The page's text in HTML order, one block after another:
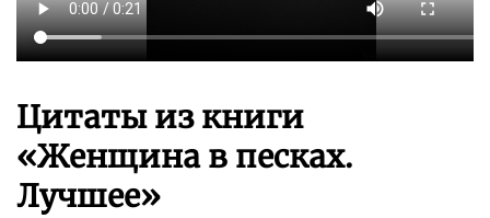
Цитаты из книги
«Женщина в песках.
Лучшее»